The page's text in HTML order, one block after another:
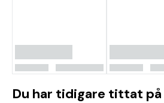
Du har tidigare tittat på